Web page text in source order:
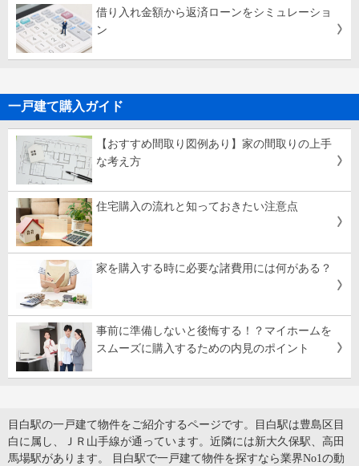
借り入れ金額から返済ローンをシミュレーショ
ン
一戸建て購入ガイド
【おすすめ間取り図例あり】家の間取りの上手
な考え方
住宅購入の流れと知っておきたい注意点
家を購入する時に必要な諸費用には何がある？
事前に準備しないと後悔する！？マイホームを
スムーズに購入するための内見のポイント
目白駅の一戸建て物件をご紹介するページです。目白駅は豊島区目
白に属し、ＪＲ山手線が通っています。近隣には新大久保駅、高田
馬場駅があります。 目白駅で一戸建て物件を探すなら業界No1の動